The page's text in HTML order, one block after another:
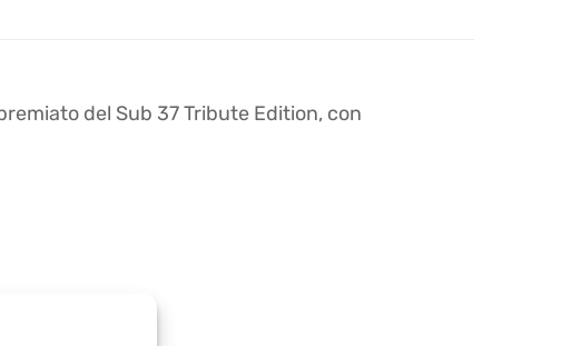
del Sub 37 Tribute Edition, con